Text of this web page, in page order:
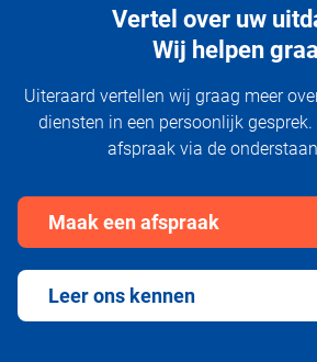
Vertel over uw
Wij helpen
Uiteraard vertellen wij graag meer
diensten in een persoonlijk
afspraak via de
Maak een afspraak
Leer ons kennen